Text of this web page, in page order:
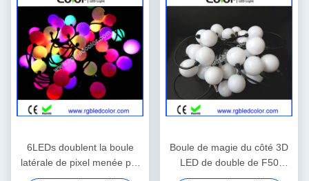
6LEDs doublent la boule
latérale de pixel menée par
ws2811 de source lumineuse
Boule de magie du côté 3D
LED de double de F50
ws2811